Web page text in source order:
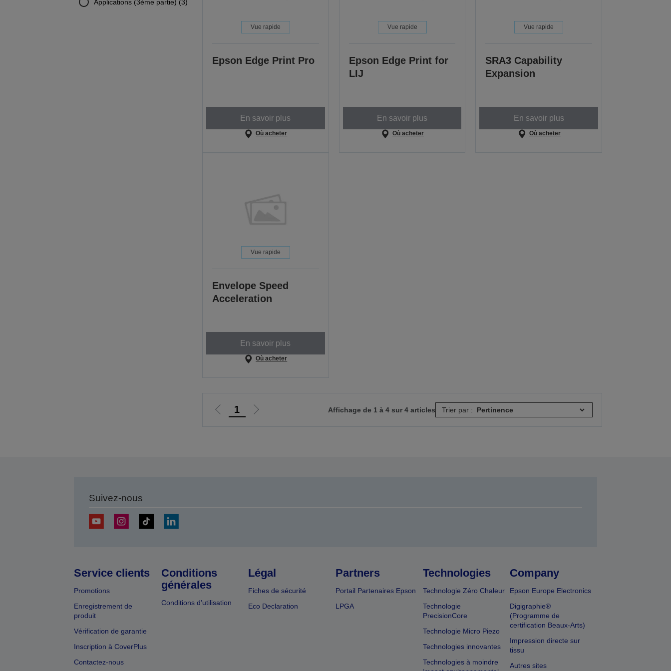
Applications (3ème partie) (3)
Vue rapide
Epson Edge Print Pro
En savoir plus
Où acheter
Vue rapide
Epson Edge Print for
LIJ
En savoir plus
Où acheter
Vue rapide
SRA3 Capability
Expansion
En savoir plus
Où acheter
Vue rapide
Envelope Speed
Acceleration
En savoir plus
Où acheter
Aller1
Aller
Affichage de 1 à 4 sur 4 articles Trier par :
Suivez-nous
Service clients
Promotions
Enregistrement de
produit
Vérification de garantie
Inscription à CoverPlus
Contactez-nous
Conditions
générales
Conditions d’utilisation
Légal
Fiches de sécurité
Eco Declaration
Partners
Portail Partenaires Epson
LPGA
Technologies
Technologie Zéro Chaleur
Technologie
PrecisionCore
Technologie Micro Piezo
Technologies innovantes
Technologies à moindre
Company
Epson Europe Electronics
Digigraphie®
(Programme de
certification Beaux-Arts)
Impression directe sur
tissu
Autres sites